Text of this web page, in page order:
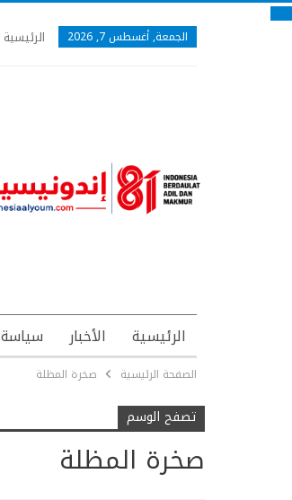
الجمعة, أغسطس 7, 2026 الرئيسية
الرئيسية الأخبار سياسة
الصفحة الرئيسية صخرة المظلة
تصفح الوسم
صخرة المظلة